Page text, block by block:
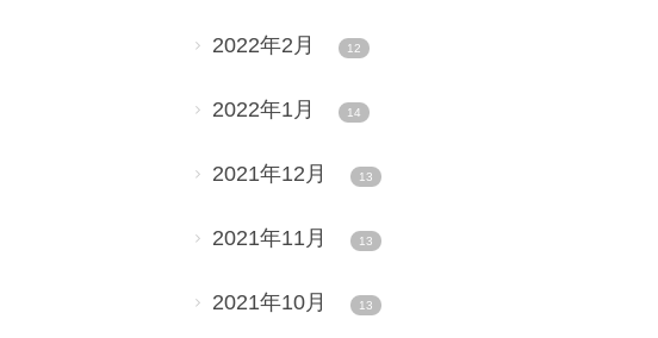
2022年2月 12
2022年1月 14
2021年12月 13
2021年11月 13
2021年10月 13